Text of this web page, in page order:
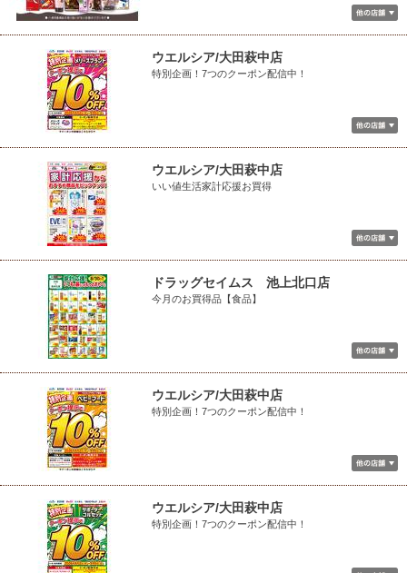
ウエルシア/大田萩中店
特別企画！7つのクーポン配信中！
ウエルシア/大田萩中店
いい値生活家計応援お買得
ドラッグセイムス 池上北口店
今月のお買得品【食品】
ウエルシア/大田萩中店
特別企画！7つのクーポン配信中！
ウエルシア/大田萩中店
特別企画！7つのクーポン配信中！